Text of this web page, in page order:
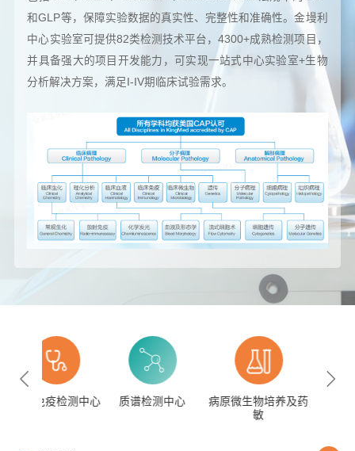
和GLP等，保障实验数据的真实性、完整性和准确性。金墁利
中心实验室可提供82类检测技术平台，4300+成熟检测项目，
并具备强大的项目开发能力，可实现一站式中心实验室+生物
分析解决方案，满足I-IV期临床试验需求。
生化免疫检测中心 质谱检测中心
病原微生物培养及药
敏